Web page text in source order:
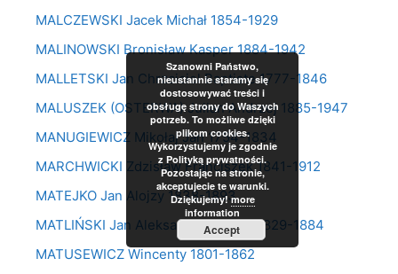
MALCZEWSKI Jacek Michał 1854-1929
MALINOWSKI Bronisław Kasper 1884-1942
MALLETSKI Jan Chrzciciel Baptiste 1777-1846
MALUSZEK (OSTERWA) Julian Andrzej 1885-1947
MANUGIEWICZ Mikołaj Jan 1754-1834
MARCHWICKI Zdzisław Franciszek 1841-1912
MATEJKO Jan Alojzy 1838-1893
MATLIŃSKI Jan Aleksander Roman 1829-1884
MATUSEWICZ Wincenty 1801-1862
Szanowni Państwo,
nieustannie staramy się
dostosowywać treści i
obsługę strony do Waszych
potrzeb. To możliwe dzięki
plikom cookies.
Wykorzystujemy je zgodnie
z Polityką prywatności.
Pozostając na stronie,
akceptujecie te warunki.
Dziękujemy!more
information
Accept